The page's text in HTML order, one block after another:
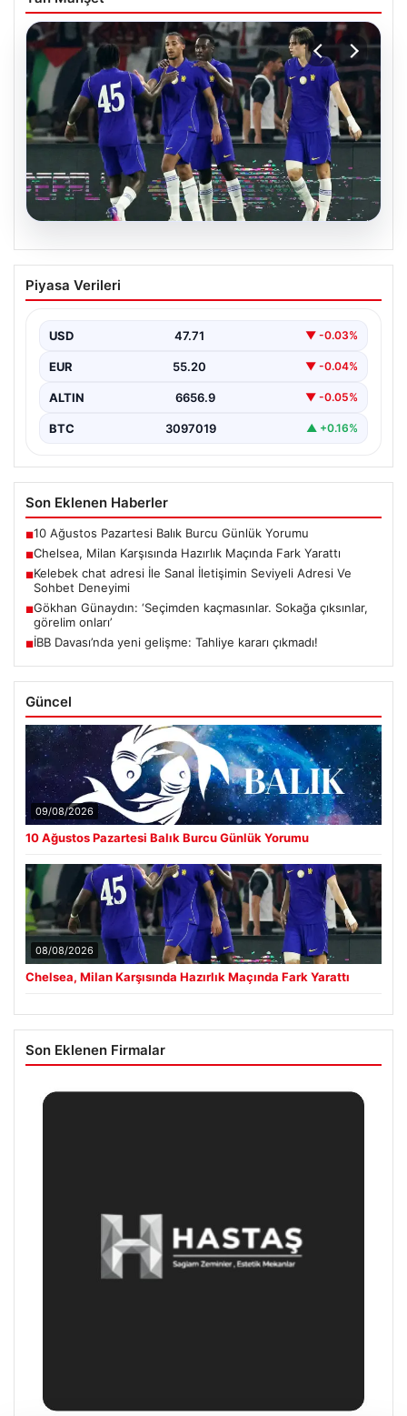
Chelsea, Milan Karşısında Hazırlık
Maçında Fark Yarattı
maçında İtalya’nın köklü takımlarından Milan’ı 3-0
mağlup ederek…
Piyasa Verileri
USD 47.71 ▼ -0.03%
EUR 55.20 ▼ -0.04%
ALTIN 6656.9 ▼ -0.05%
BTC 3097019 ▲ +0.16%
Son Eklenen Haberler
■10 Ağustos Pazartesi Balık Burcu Günlük Yorumu
■Chelsea, Milan Karşısında Hazırlık Maçında Fark Yarattı
■Kelebek chat adresi İle Sanal İletişimin Seviyeli Adresi Ve
Sohbet Deneyimi
■Gökhan Günaydın: ‘Seçimden kaçmasınlar. Sokağa çıksınlar,
görelim onları’
■İBB Davası’nda yeni gelişme: Tahliye kararı çıkmadı!
Güncel
09/08/2026
10 Ağustos Pazartesi Balık Burcu Günlük Yorumu
08/08/2026
Chelsea, Milan Karşısında Hazırlık Maçında Fark Yarattı
Son Eklenen Firmalar